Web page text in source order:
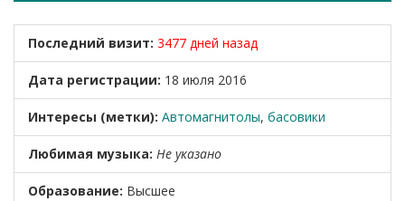
Последний визит: 3477 дней назад
Дата регистрации: 18 июля 2016
Интересы (метки): Автомагнитолы, басовики
Любимая музыка: Не указано
Образование: Высшее